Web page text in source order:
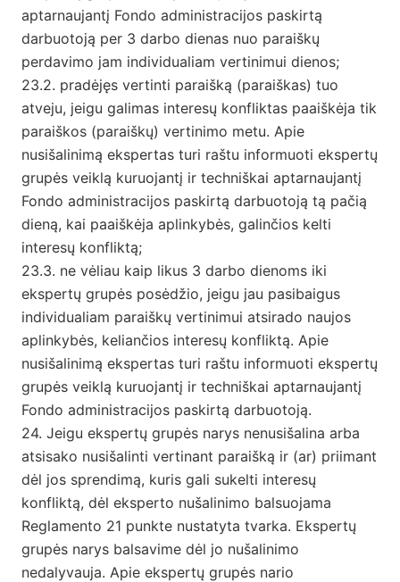
aptarnaujantį Fondo administracijos paskirtą
darbuotoją per 3 darbo dienas nuo paraiškų
perdavimo jam individualiam vertinimui dienos;
23.2. pradėjęs vertinti paraišką (paraiškas) tuo
atveju, jeigu galimas interesų konfliktas paaiškėja tik
paraiškos (paraiškų) vertinimo metu. Apie
nusišalinimą ekspertas turi raštu informuoti ekspertų
grupės veiklą kuruojantį ir techniškai aptarnaujantį
Fondo administracijos paskirtą darbuotoją tą pačią
dieną, kai paaiškėja aplinkybės, galinčios kelti
interesų konfliktą;
23.3. ne vėliau kaip likus 3 darbo dienoms iki
ekspertų grupės posėdžio, jeigu jau pasibaigus
individualiam paraiškų vertinimui atsirado naujos
aplinkybės, keliančios interesų konfliktą. Apie
nusišalinimą ekspertas turi raštu informuoti ekspertų
grupės veiklą kuruojantį ir techniškai aptarnaujantį
Fondo administracijos paskirtą darbuotoją.
24. Jeigu ekspertų grupės narys nenusišalina arba
atsisako nusišalinti vertinant paraišką ir (ar) priimant
dėl jos sprendimą, kuris gali sukelti interesų
konfliktą, dėl eksperto nušalinimo balsuojama
Reglamento 21 punkte nustatyta tvarka. Ekspertų
grupės narys balsavime dėl jo nušalinimo
nedalyvauja. Apie ekspertų grupės nario